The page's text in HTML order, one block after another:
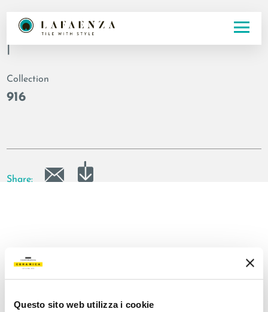
Questo sito web utilizza i cookie
Codice
|
Collection
916
Share:
A brand of Cooperativa Ceramica d’Imola